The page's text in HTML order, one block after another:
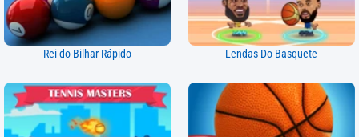
Rei do Bilhar Rápido Lendas Do Basquete